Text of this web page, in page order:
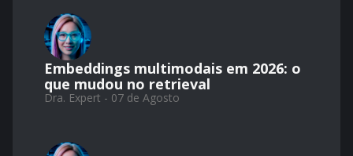
Embeddings multimodais em 2026: o
que mudou no retrieval
Dra. Expert - 07 de Agosto